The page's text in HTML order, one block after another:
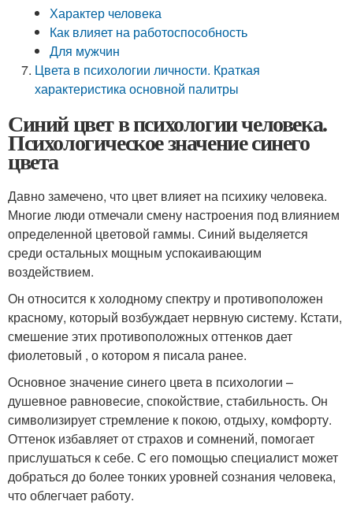
Характер человека
Как влияет на работоспособность
Для мужчин
Цвета в психологии личности. Краткая
характеристика основной палитры
Синий цвет в психологии человека.
Психологическое значение синего
цвета
Давно замечено, что цвет влияет на психику человека.
Многие люди отмечали смену настроения под влиянием
определенной цветовой гаммы. Синий выделяется
среди остальных мощным успокаивающим
воздействием.
Он относится к холодному спектру и противоположен
красному, который возбуждает нервную систему. Кстати,
смешение этих противоположных оттенков дает
фиолетовый , о котором я писала ранее.
Основное значение синего цвета в психологии –
душевное равновесие, спокойствие, стабильность. Он
символизирует стремление к покою, отдыху, комфорту.
Оттенок избавляет от страхов и сомнений, помогает
прислушаться к себе. С его помощью специалист может
добраться до более тонких уровней сознания человека,
что облегчает работу.